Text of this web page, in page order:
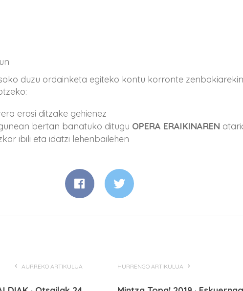
duzu ordainketa egiteko kontu korronte zenbakiarekin
erosi ditzake gehienez
bertan banatuko ditugu OPERA ERAIKINAREN
ibili eta idatzi lehenbailehen
AURREKO ARTIKULUA HURRENGO ARTIKULUA